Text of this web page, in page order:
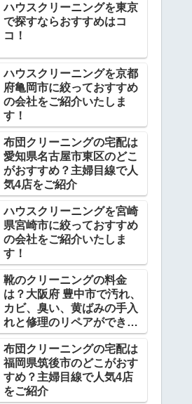
ハウスクリーニングを東京
で探すならおすすめはコ
コ！
ハウスクリーニングを京都
府亀岡市に絞っておすすめ
の会社をご紹介いたしま
す！
布団クリーニングの宅配は
愛知県名古屋市東区のどこ
がおすすめ？主婦目線で人
気4店をご紹介
ハウスクリーニングを宮崎
県宮崎市に絞っておすすめ
の会社をご紹介いたしま
す！
靴のクリーニングの料金
は？大阪府 豊中市で汚れ、
カビ、臭い、黄ばみの手入
れと修理のリペアができ
る？
布団クリーニングの宅配は
福岡県筑後市のどこがおす
すめ？主婦目線で人気4店
をご紹介